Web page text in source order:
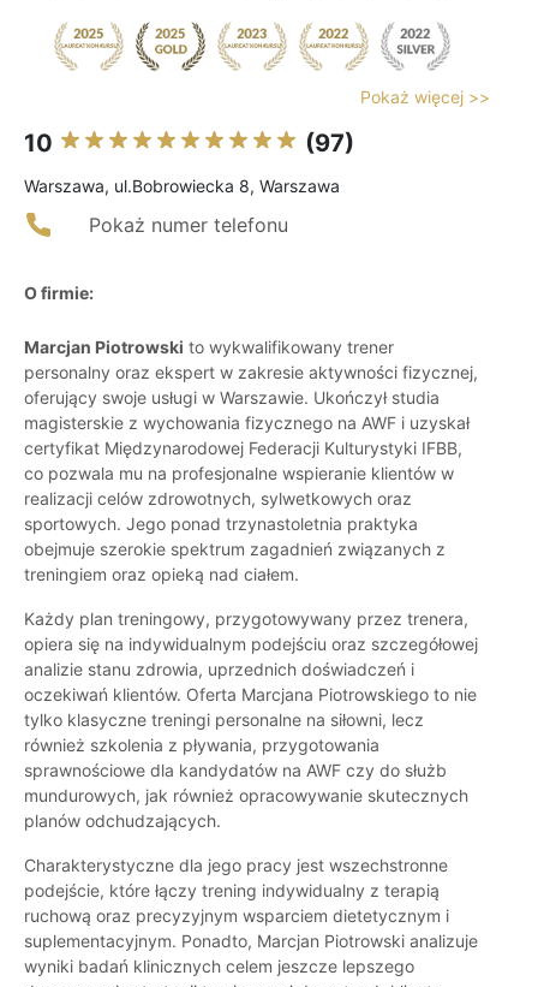
Pokaż więcej >>
10 (97)
Warszawa, ul.Bobrowiecka 8, Warszawa
Pokaż numer telefonu
O firmie:
Marcjan Piotrowski to wykwalifikowany trener
personalny oraz ekspert w zakresie aktywności fizycznej,
oferujący swoje usługi w Warszawie. Ukończył studia
magisterskie z wychowania fizycznego na AWF i uzyskał
certyfikat Międzynarodowej Federacji Kulturystyki IFBB,
co pozwala mu na profesjonalne wspieranie klientów w
realizacji celów zdrowotnych, sylwetkowych oraz
sportowych. Jego ponad trzynastoletnia praktyka
obejmuje szerokie spektrum zagadnień związanych z
treningiem oraz opieką nad ciałem.
Każdy plan treningowy, przygotowywany przez trenera,
opiera się na indywidualnym podejściu oraz szczegółowej
analizie stanu zdrowia, uprzednich doświadczeń i
oczekiwań klientów. Oferta Marcjana Piotrowskiego to nie
tylko klasyczne treningi personalne na siłowni, lecz
również szkolenia z pływania, przygotowania
sprawnościowe dla kandydatów na AWF czy do służb
mundurowych, jak również opracowywanie skutecznych
planów odchudzających.
Charakterystyczne dla jego pracy jest wszechstronne
podejście, które łączy trening indywidualny z terapią
ruchową oraz precyzyjnym wsparciem dietetycznym i
suplementacyjnym. Ponadto, Marcjan Piotrowski analizuje
wyniki badań klinicznych celem jeszcze lepszego